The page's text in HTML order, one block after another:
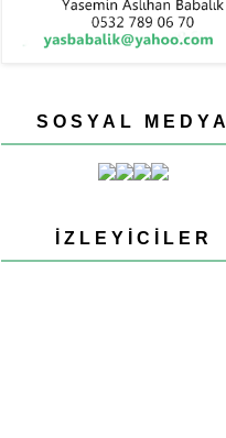
SOSYAL MEDYA
İZLEYICILER